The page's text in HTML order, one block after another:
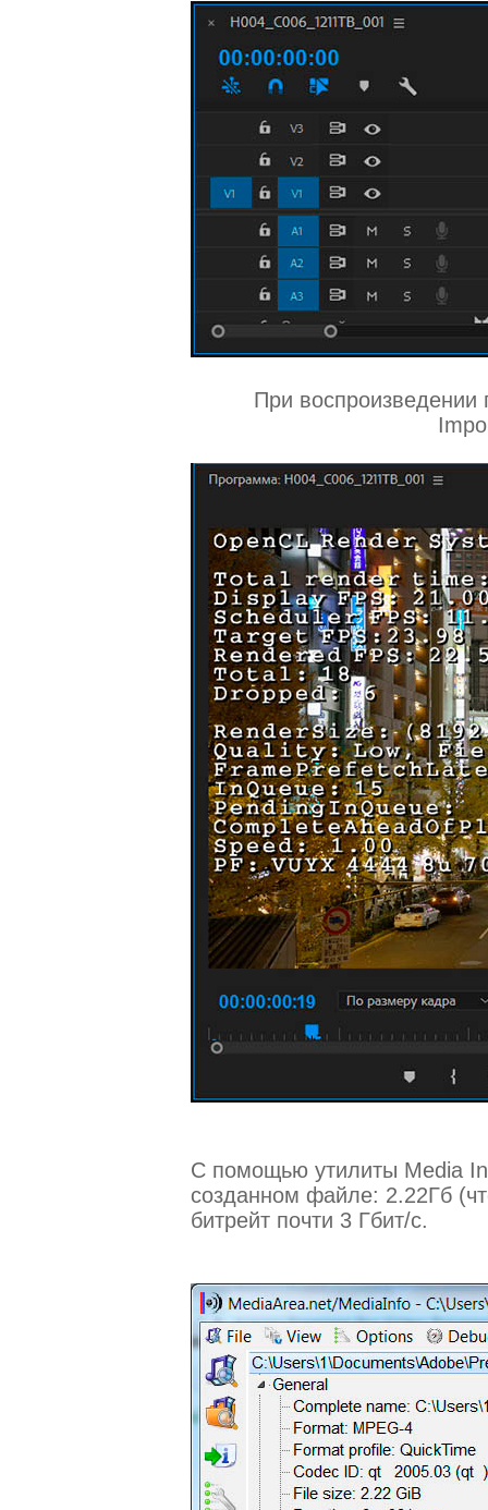
При воспроизведении
С помощью утилиты Media
созданном файле: 2.22Гб
битрейт почти 3 Гбит/с.